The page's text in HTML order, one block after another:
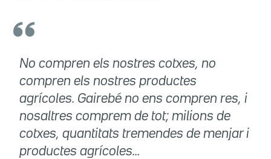
No compren els nostres cotxes, no
compren els nostres productes
agrícoles. Gairebé no ens compren res, i
nosaltres comprem de tot; milions de
cotxes, quantitats tremendes de menjar i
productes agrícoles...